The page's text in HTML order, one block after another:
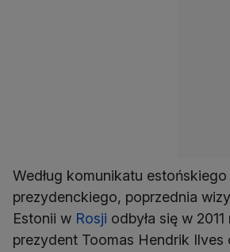
Według komunikatu estońskiego
prezydenckiego, poprzednia
Estonii w Rosji odbyła się w
prezydent Toomas Hendrik Ilves